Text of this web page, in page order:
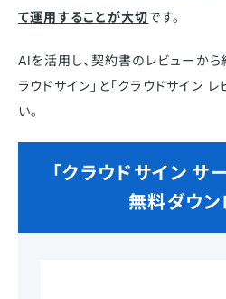
て運用することが大切です。
AIを活用し、契約書のレビューか
ラウドサイン」と「クラウドサイン
い。
「クラウドサイン サ
無料ダウン